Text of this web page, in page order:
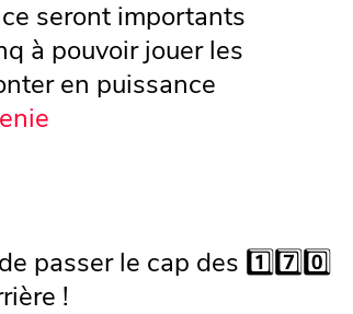
seront importants
à pouvoir jouer les
en puissance
passer le cap des 1️⃣7️⃣0️⃣
!